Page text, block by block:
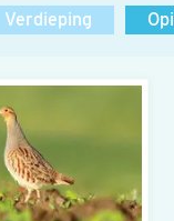
Verdieping